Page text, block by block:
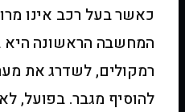
כאשר בעל רכב אינו
המחשבה הראשונה היא
רמקולים, לשדרג את
להוסיף מגבר. בפועל,